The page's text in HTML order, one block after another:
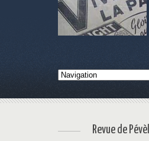
Revue de